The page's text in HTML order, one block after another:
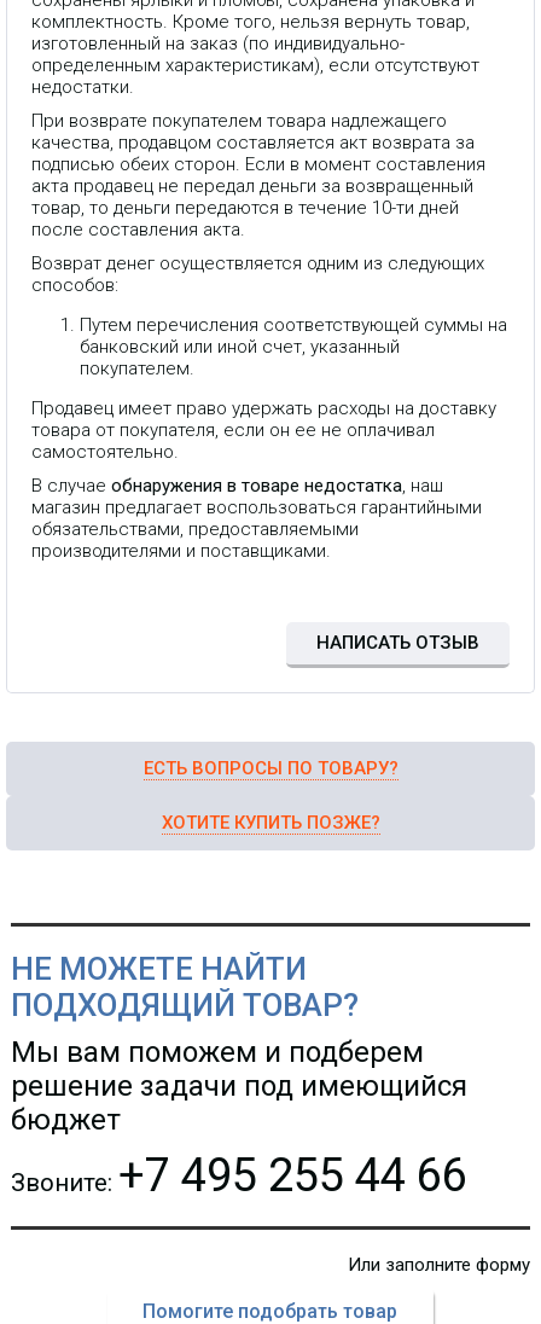
комплектность. Кроме того, нельзя вернуть товар,
изготовленный на заказ (по индивидуально-
определенным характеристикам), если отсутствуют
недостатки.
При возврате покупателем товара надлежащего
качества, продавцом составляется акт возврата за
подписью обеих сторон. Если в момент составления
акта продавец не передал деньги за возвращенный
товар, то деньги передаются в течение 10-ти дней
после составления акта.
Возврат денег осуществляется одним из следующих
способов:
Путем перечисления соответствующей суммы на
банковский или иной счет, указанный
покупателем.
Продавец имеет право удержать расходы на доставку
товара от покупателя, если он ее не оплачивал
самостоятельно.
В случае обнаружения в товаре недостатка , наш
магазин предлагает воспользоваться гарантийными
обязательствами, предоставляемыми
производителями и поставщиками.
НАПИСАТЬ ОТЗЫВ
ЕСТЬ ВОПРОСЫ ПО ТОВАРУ?
ХОТИТЕ КУПИТЬ ПОЗЖЕ?
НЕ МОЖЕТЕ НАЙТИ
ПОДХОДЯЩИЙ ТОВАР?
Мы вам поможем и подберем
решение задачи под имеющийся
бюджет
Звоните: +7 495 255 44 66
Или заполните форму
Помогите подобрать товар